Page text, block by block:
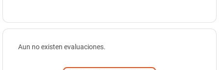
Aun no existen evaluaciones.